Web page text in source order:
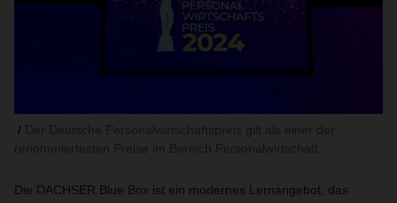
Die DACHSER Blue Box ist ein modernes Lernangebot, das